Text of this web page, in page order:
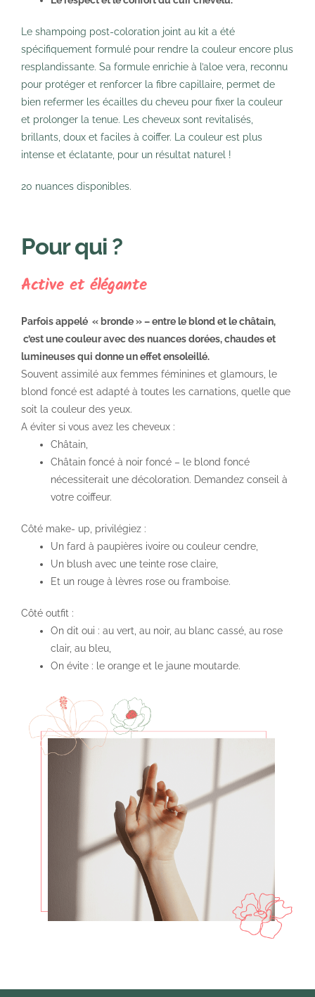
Le shampoing post-coloration joint au kit a été
spécifiquement formulé pour rendre la couleur encore plus
resplandissante. Sa formule enrichie à l’aloe vera, reconnu
pour protéger et renforcer la fibre capillaire, permet de
bien refermer les écailles du cheveu pour fixer la couleur
et prolonger la tenue. Les cheveux sont revitalisés,
brillants, doux et faciles à coiffer. La couleur est plus
intense et éclatante, pour un résultat naturel !
20 nuances disponibles.
Pour qui ?
Active et élégante
Parfois appelé « bronde » – entre le blond et le châtain,
c’est une couleur avec des nuances dorées, chaudes et
lumineuses qui donne un effet ensoleillé.
Souvent assimilé aux femmes féminines et glamours, le
blond foncé est adapté à toutes les carnations, quelle que
soit la couleur des yeux.
A éviter si vous avez les cheveux :
Châtain,
Châtain foncé à noir foncé – le blond foncé
nécessiterait une décoloration. Demandez conseil à
votre coiffeur.
Côté make- up, privilégiez :
Un fard à paupières ivoire ou couleur cendre,
Un blush avec une teinte rose claire,
Et un rouge à lèvres rose ou framboise.
Côté outfit :
On dit oui : au vert, au noir, au blanc cassé, au rose
clair, au bleu,
On évite : le orange et le jaune moutarde.